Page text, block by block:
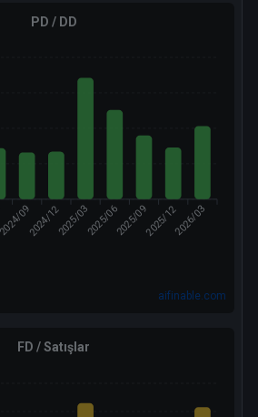
PD / DD
092024/122025/032025/062025/092025/122026/03
aifinable.com
FD / Satışlar